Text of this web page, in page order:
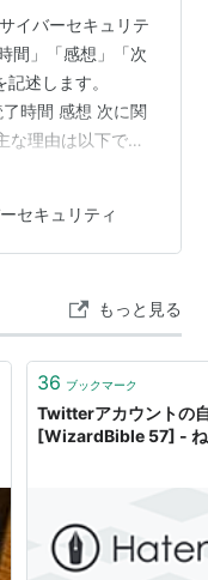
イバーセキュリテ
間」「感想」「次
述します。
時間 感想 次に関
な理由は以下で
見が欲しかった
判決が決まり話
たが手を出してい
…
セキュリティ
もっと見る
36 ブックマーク
Twitterアカウントの
[WizardBible 57] -